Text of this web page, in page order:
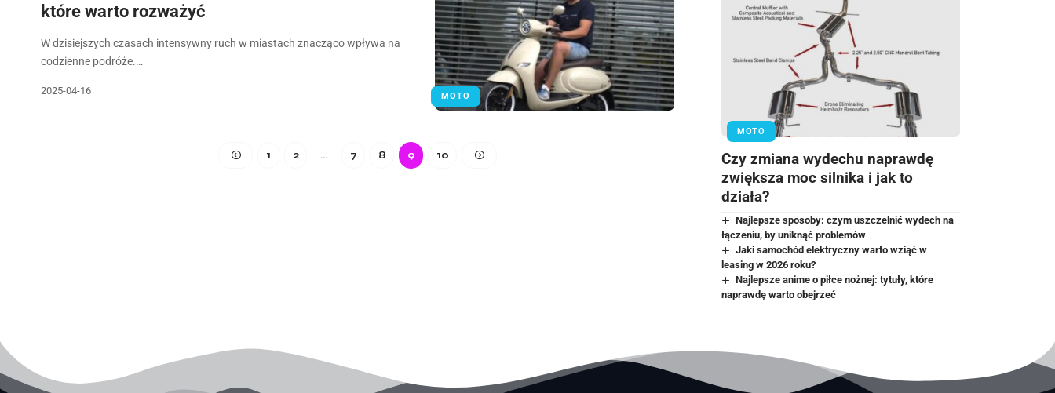
MOTO
które warto rozważyć
W dzisiejszych czasach intensywny ruch w miastach znacząco wpływa na
codzienne podróże.…
2025-04-16
1 2 … 7 8 9 10
MOTO
Czy zmiana wydechu naprawdę
zwiększa moc silnika i jak to
działa?
Najlepsze sposoby: czym uszczelnić wydech na
łączeniu, by uniknąć problemów
Jaki samochód elektryczny warto wziąć w
leasing w 2026 roku?
Najlepsze anime o piłce nożnej: tytuły, które
naprawdę warto obejrzeć